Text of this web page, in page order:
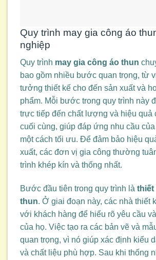
Quy trình may gia công áo
nghiệp
Quy trình may gia công áo thun
bao gồm nhiều bước quan trọng, từ
tưởng thiết kế cho đến sản xuất và
phẩm. Mỗi bước trong quy trình này
trực tiếp đến chất lượng và hiệu quả
cuối cùng, giúp đáp ứng nhu cầu
một cách tối ưu. Để đảm bảo hiệu
xuất, các đơn vị gia công thường
trình khép kín và thống nhất.
Bước đầu tiên trong quy trình là thiết
thun. Ở giai đoạn này, các nhà thiết
với khách hàng để hiểu rõ yêu cầu
của họ. Việc tạo ra các bản vẽ và
quan trọng, vì nó giúp xác định kiểu
và chất liệu phù hợp. Sau khi thống